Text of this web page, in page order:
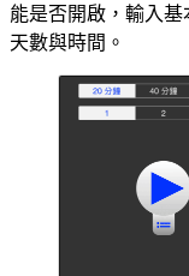
能是否開啟，輸入
天數與時間。